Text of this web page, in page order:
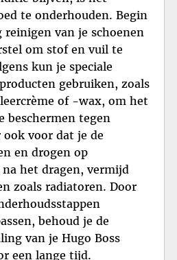
te onderhouden. Begin
van je schoenen
om stof en vuil te
kun je speciale
gebruiken, zoals
of -wax, om het
beschermen tegen
voor dat je de
en drogen op
het dragen, vermijd
zoals radiatoren. Door
behoud je de
van je Hugo Boss
een lange tijd.